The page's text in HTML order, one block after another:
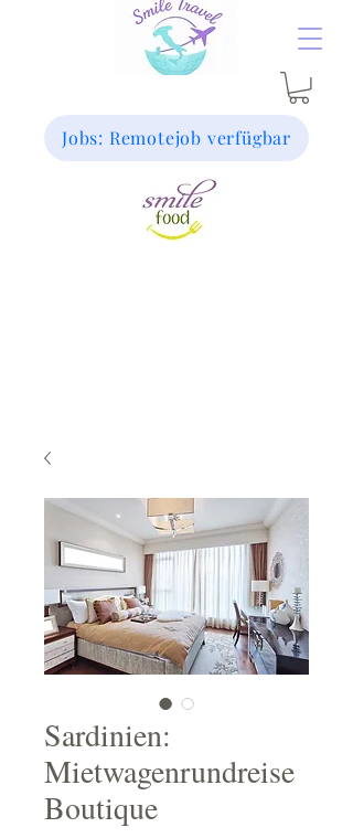
Jobs: Remotejob verfügbar
Sardinien:
Mietwagenrundreise
Boutique